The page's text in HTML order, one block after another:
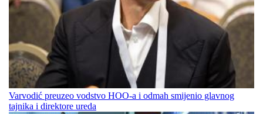
Varvodić preuzeo vodstvo HOO-a i odmah smijenio glavnog
tajnika i direktore ureda